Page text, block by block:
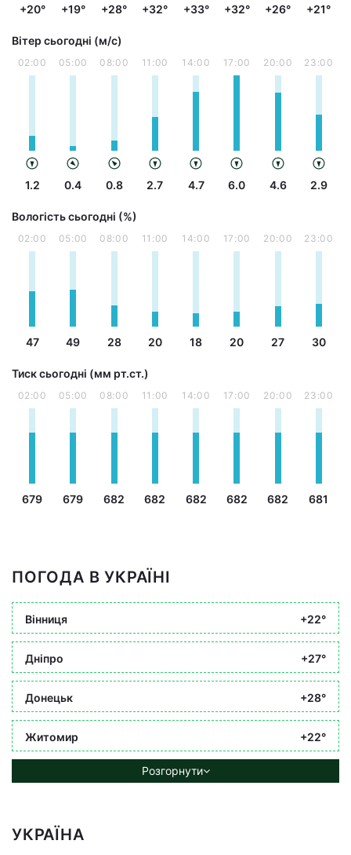
+20° +19° +28° +32° +33° +32° +26° +21°
Вітер сьогодні (м/с)
02:00
1.2
05:00
0.4
08:00
0.8
11:00
2.7
14:00
4.7
17:00
6.0
20:00
4.6
23:00
2.9
Вологість сьогодні (%)
02:00
47
05:00
49
08:00
28
11:00
20
14:00
18
17:00
20
20:00
27
23:00
30
Тиск сьогодні (мм рт.ст.)
02:00
679
05:00
679
08:00
682
11:00
682
14:00
682
17:00
682
20:00
682
23:00
681
ПОГОДА В УКРАЇНІ
Вінниця +22°
Дніпро +27°
Донецьк +28°
Житомир +22°
Розгорнути
УКРАЇНА